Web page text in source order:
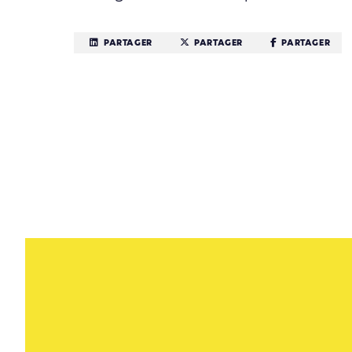
PARTAGER PARTAGER PARTAGER